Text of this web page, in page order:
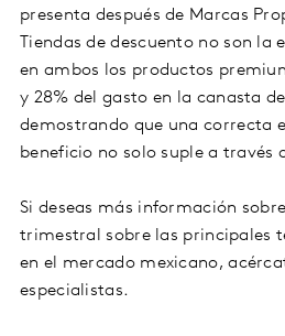
presenta después de Marcas
Tiendas de descuento no son la
en ambos los productos
y 28% del gasto en la canasta
demostrando que una correcta
beneficio no solo suple a través
Si deseas más información
trimestral sobre las principales
en el mercado mexicano,
especialistas.